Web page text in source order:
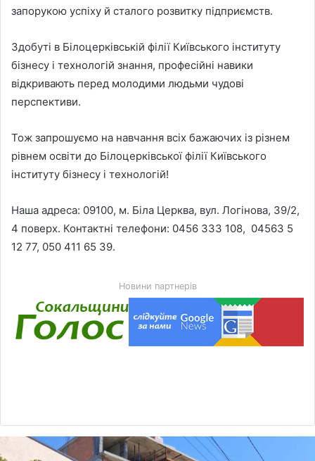
запорукою успіху й сталого розвитку підприємств.
Здобуті в Білоцерківській філії Київського інституту
бізнесу і технологій знання, професійні навики
відкривають перед молодими людьми чудові
перспективи.
Тож запрошуємо на навчання всіх бажаючих із різнем
рівнем освіти до Білоцерківської філії Київського
інституту бізнесу і технологій!
Наша адреса: 09100, м. Біла Церква, вул. Логінова, 39/2,
4 поверх. Контактні телефони: 0456 333 108, 04563 5
12 77, 050 411 65 39.
Новини партнерів